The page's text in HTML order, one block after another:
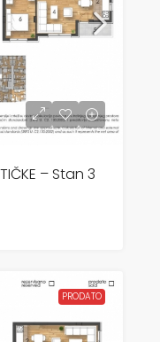
– Stan 3
PRODATO